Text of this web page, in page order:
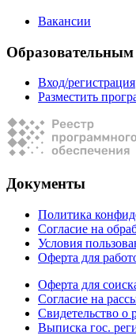
Вакансии
Вход/регистрация
Разместить
Документы
Политика
Согласие на
Условия
Оферта для
Оферта для
Согласие на
Свидетельство
Выписка гос.